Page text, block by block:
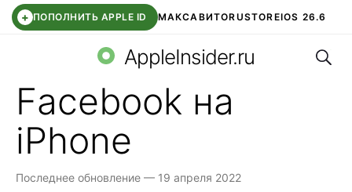
+ ПОПОЛНИТЬ APPLE ID МАКСАВИТОRUSTOREIOS 26.6
СБЕР КИДС ВТБ ОНЛАЙН ЧАТ В ROBLOX
AppleInsider.ru
Facebook на
iPhone
Последнее обновление — 19 апреля 2022